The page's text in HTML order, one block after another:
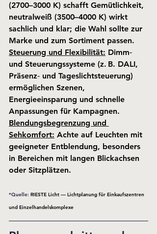
(2700–3000 K) schafft Gemütlichkeit,
neutralweiß (3500–4000 K) wirkt
sachlich und klar; die Wahl sollte zur
Marke und zum Sortiment passen.
Steuerung und Flexibilität: Dimm‑
und Steuerungssysteme (z. B. DALI,
Präsenz‑ und Tageslichtsteuerung)
ermöglichen Szenen,
Energieeinsparung und schnelle
Anpassungen für Kampagnen.
Blendungsbegrenzung und
Sehkomfort: Achte auf Leuchten mit
geeigneter Entblendung, besonders
in Bereichen mit langen Blickachsen
oder Sitzplätzen.
*Quelle: RIESTE Licht — Lichtplanung für Einkaufszentren
und Einzelhandelskomplexe